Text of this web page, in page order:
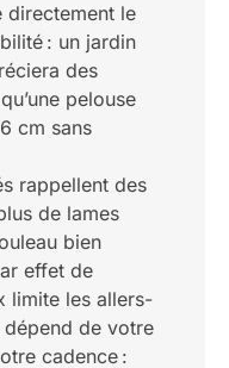
directement le
: un jardin
des
pelouse
cm sans
rappellent des
de lames
bien
effet de
limite les allers-
de votre
cadence :